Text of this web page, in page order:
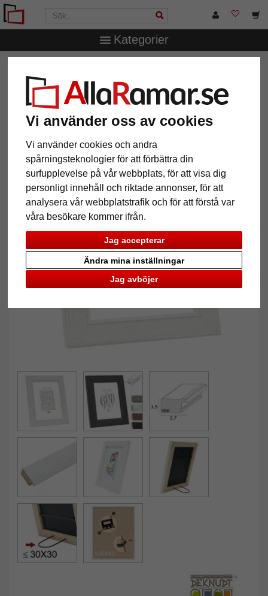
Vi använder oss av cookies
Vi använder cookies och andra
spårningsteknologier för att förbättra din
surfupplevelse på vår webbplats, för att visa dig
personligt innehåll och riktade annonser, för att
analysera vår webbplatstrafik och för att förstå var
våra besökare kommer ifrån.
Jag accepterar
Jag avböjer
Ändra mina inställningar
Kategorier
Edgar
Träram Edgar
Tillbaka